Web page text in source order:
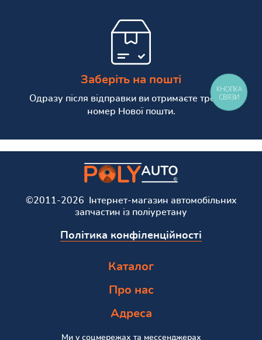
Заберіть на пошті
Одразу після відправки ви отримаєте трекінг
номер Нової пошти.
©2011-2026 Інтернет-магазин автомобільних
запчастин із поліуретану
Політика конфіленційності
Каталог
Про нас
Адреса
Ми у соцмережах та мессенджерах
КНОПКА
СВЯЗИ